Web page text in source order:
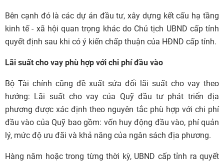
Bên cạnh đó là các dự án đầu tư, xây dựng kết cấu hạ tầng
kinh tế - xã hội quan trọng khác do Chủ tịch UBND cấp tỉnh
quyết định sau khi có ý kiến chấp thuận của HĐND cấp tỉnh.
Lãi suất cho vay phù hợp với chi phí đầu vào
Bộ Tài chính cũng đề xuất sửa đổi lãi suất cho vay theo
hướng: Lãi suất cho vay của Quỹ đầu tư phát triển địa
phương được xác định theo nguyên tắc phù hợp với chi phí
đầu vào của Quỹ bao gồm: vốn huy động đầu vào, phí quản
lý, mức độ ưu đãi và khả năng của ngân sách địa phương.
Hàng năm hoặc trong từng thời kỳ, UBND cấp tỉnh ra quyết